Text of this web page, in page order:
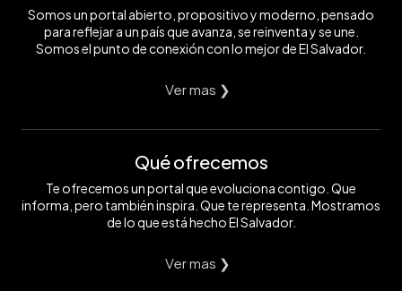
Somos un portal abierto, propositivo y moderno, pensado
para reflejar a un país que avanza, se reinventa y se une.
Somos el punto de conexión con lo mejor de El Salvador.
Ver mas ❯
Qué ofrecemos
Te ofrecemos un portal que evoluciona contigo. Que
informa, pero también inspira. Que te representa. Mostramos
de lo que está hecho El Salvador.
Ver mas ❯